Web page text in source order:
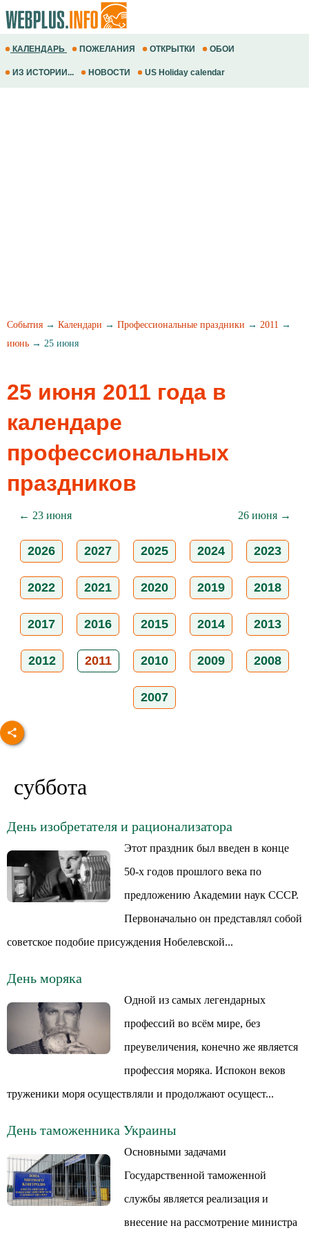
КАЛЕНДАРЬ ПОЖЕЛАНИЯ ОТКРЫТКИ ОБОИ
ИЗ ИСТОРИИ... НОВОСТИ US Holiday calendar
События → Календари → Профессиональные праздники → 2011 →
июнь → 25 июня
25 июня 2011 года в
календаре
профессиональных
праздников
← 23 июня 26 июня →
2026 2027 2025 2024 2023
2022 2021 2020 2019 2018
2017 2016 2015 2014 2013
2012 2011 2010 2009 2008
2007
суббота
День изобретателя и рационализатора
Этот праздник был введен в конце
50-х годов прошлого века по
предложению Академии наук СССР.
Первоначально он представлял собой
советское подобие присуждения Нобелевской...
День моряка
Одной из самых легендарных
профессий во всём мире, без
преувеличения, конечно же является
профессия моряка. Испокон веков
труженики моря осуществляли и продолжают осущест...
День таможенника Украины
Основными задачами
Государственной таможенной
службы является реализация и
внесение на рассмотрение министра